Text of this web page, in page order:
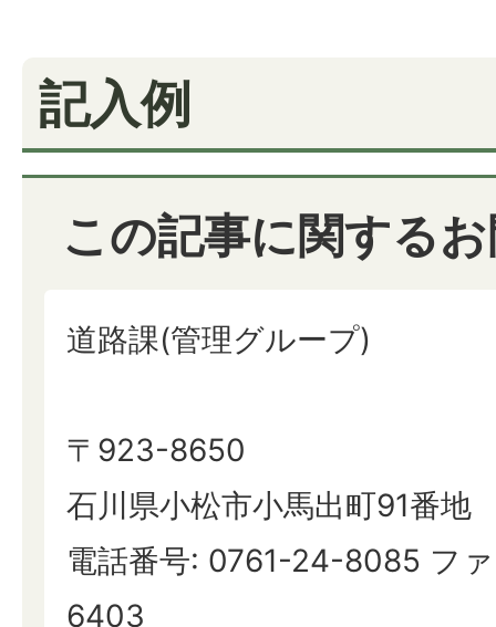
記入例
この記事に関する
道路課(管理グループ)
〒923-8650
石川県小松市小馬出町91番地
電話番号: 0761-24-8085 フ
6403